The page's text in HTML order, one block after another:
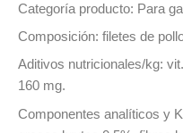
Categoría producto: Para
Composición: filetes de
Aditivos nutricionales/kg:
160 mg.
Componentes analíticos y